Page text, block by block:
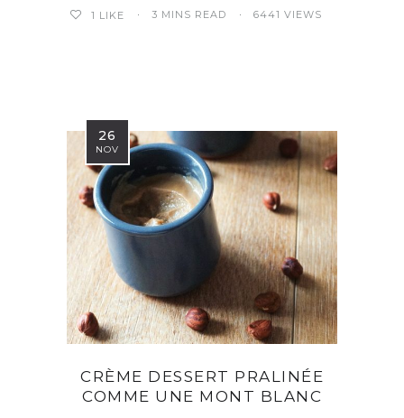
1 LIKE 3 MINS READ 6441 VIEWS
26
NOV
CRÈME DESSERT PRALINÉE
COMME UNE MONT BLANC